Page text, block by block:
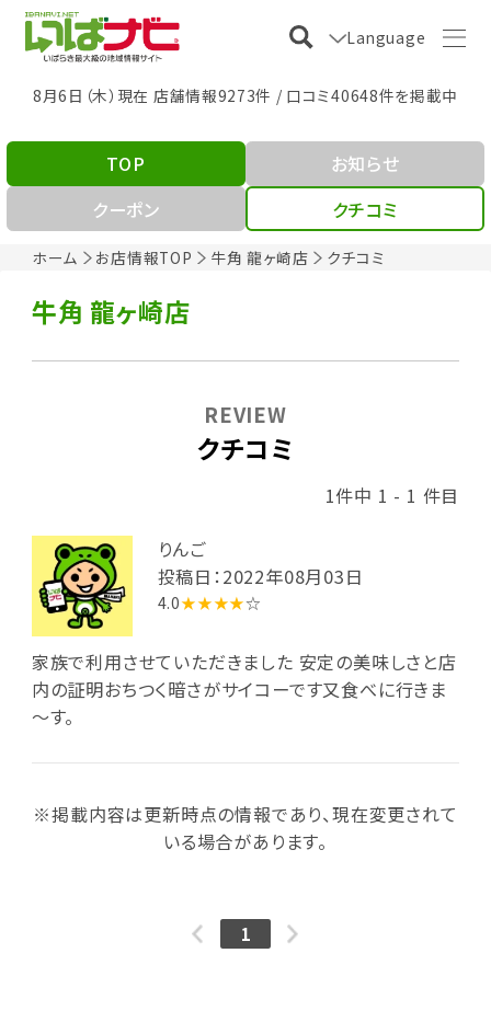
Language
8月6日（木）現在 店舗情報9273件 / 口コミ40648件を掲載中
ホーム お店情報TOP 牛角 龍ヶ崎店 クチコミ
TOP
お知らせ
クーポン
クチコミ
牛角 龍ヶ崎店
クチコミ
REVIEW
1件中 1 - 1 件目
りんご
投稿日：2022年08月03日
4.0★★★★☆
家族で利用させていただきました 安定の美味しさと店
内の証明おちつく暗さがサイコーです又食べに行きま
～す。
※掲載内容は更新時点の情報であり、現在変更されて
いる場合があります。
1